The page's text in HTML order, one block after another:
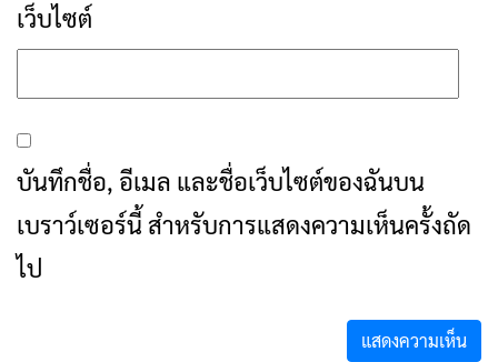
เว็บไซต์
บันทึกชื่อ, อีเมล และชื่อเว็บไซต์ของฉันบน
เบราว์เซอร์นี้ สำหรับการแสดงความเห็นครั้งถัด
ไป